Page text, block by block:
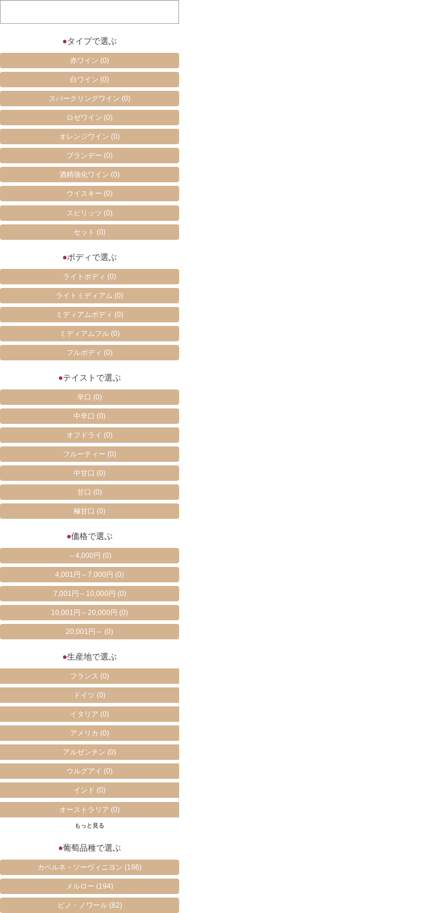
●タイプで選ぶ
赤ワイン(0)
白ワイン(0)
スパークリングワイン(0)
ロゼワイン(0)
オレンジワイン(0)
ブランデー(0)
酒精強化ワイン(0)
ウイスキー(0)
スピリッツ(0)
セット(0)
●ボディで選ぶ
ライトボディ(0)
ライトミディアム(0)
ミディアムボディ(0)
ミディアムフル(0)
フルボディ(0)
●テイストで選ぶ
辛口(0)
中辛口(0)
オフドライ(0)
フルーティー(0)
中甘口(0)
甘口(0)
極甘口(0)
●価格で選ぶ
～4,000円 (0)
4,001円～7,000円(0)
7,001円～10,000円 (0)
10,001円～20,000円(0)
20,001円～(0)
●生産地で選ぶ
フランス(0)
ドイツ(0)
イタリア(0)
アメリカ(0)
アルゼンチン(0)
ウルグアイ(0)
インド(0)
オーストラリア(0)
もっと見る
●葡萄品種で選ぶ
カベルネ・ソーヴィニヨン(196)
メルロー(194)
ピノ・ノワール (82)